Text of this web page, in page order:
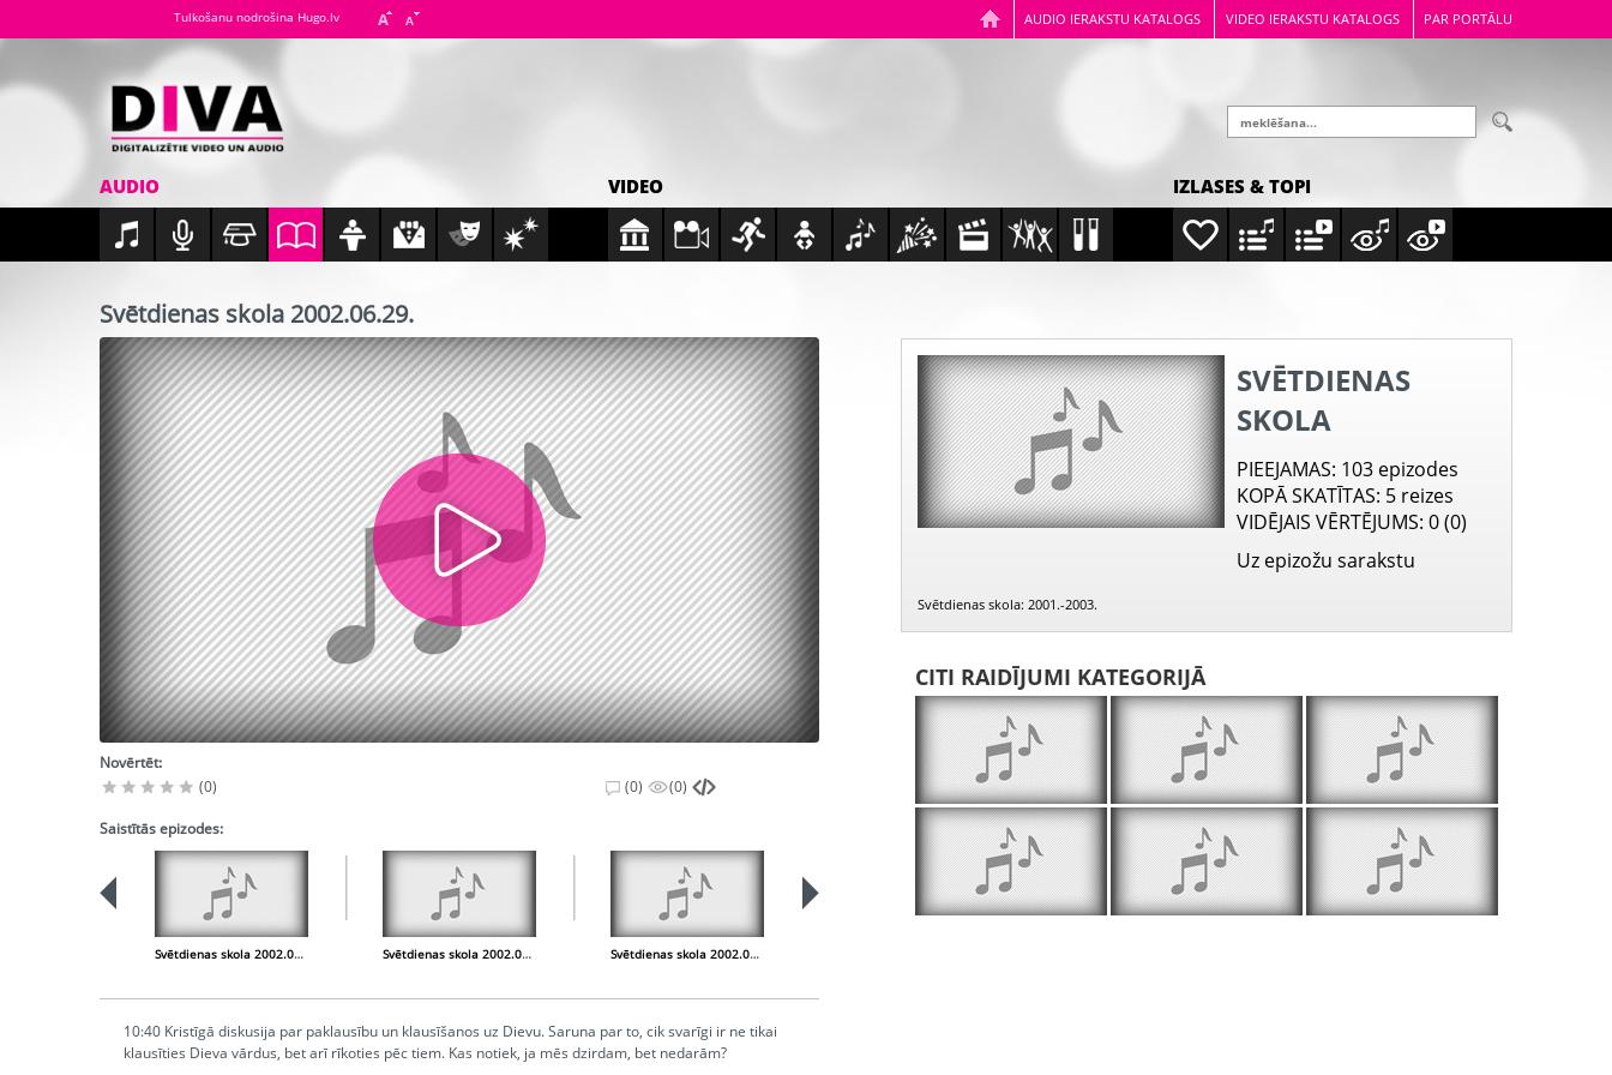
AUDIO IERAKSTU KATALOGS VIDEO IERAKSTU KATALOGS PAR PORTĀLU
Tulkošanu nodrošina Hugo.lv
AUDIO VIDEO IZLASES & TOPI
Svētdienas skola 2002.06.29.
Novērtēt:
(0)
(0) (0)
Saistītās epizodes:
Svētdienas skola 2002.06.15. Svētdienas skola 2002.09.07. Svētdienas skola 2002.09.14.
10:40 Kristīgā diskusija par paklausību un klausīšanos uz Dievu. Saruna par to, cik svarīgi ir ne tikai
klausīties Dieva vārdus, bet arī rīkoties pēc tiem. Kas notiek, ja mēs dzirdam, bet nedarām?
SVĒTDIENAS
SKOLA
PIEEJAMAS: 103 epizodes
KOPĀ SKATĪTAS: 5 reizes
VIDĒJAIS VĒRTĒJUMS: 0 (0)
Uz epizožu sarakstu
Svētdienas skola: 2001.-2003.
CITI RAIDĪJUMI KATEGORIJĀ